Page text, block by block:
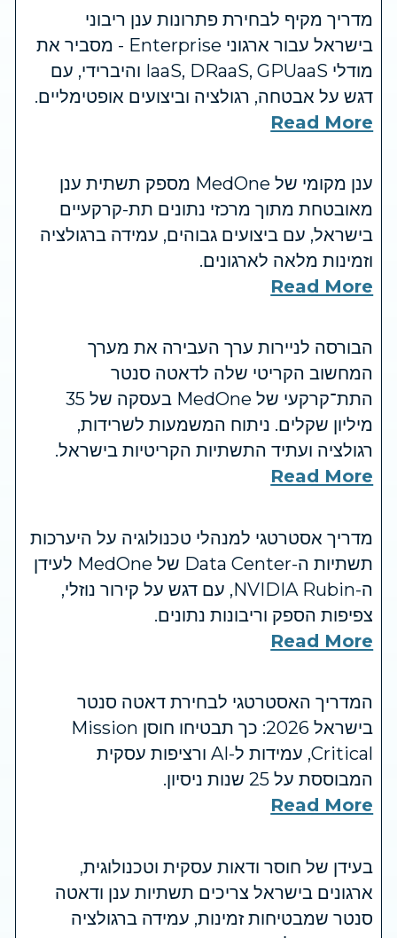
מדריך מקיף לבחירת פתרונות ענן ריבוני
בישראל עבור ארגוני Enterprise - מסביר את
מודלי IaaS, DRaaS, GPUaaS והיברידי, עם
דגש על אבטחה, רגולציה וביצועים אופטימליים.
Read More
ענן מקומי של MedOne מספק תשתית ענן
מאובטחת מתוך מרכזי נתונים תת-קרקעיים
בישראל, עם ביצועים גבוהים, עמידה ברגולציה
וזמינות מלאה לארגונים.
Read More
הבורסה לניירות ערך העבירה את מערך
המחשוב הקריטי שלה לדאטה סנטר
התת־קרקעי של MedOne בעסקה של 35
מיליון שקלים. ניתוח המשמעות לשרידות,
רגולציה ועתיד התשתיות הקריטיות בישראל.
Read More
מדריך אסטרטגי למנהלי טכנולוגיה על היערכות
תשתיות ה-Data Center של MedOne לעידן
ה-NVIDIA Rubin, עם דגש על קירור נוזלי,
צפיפות הספק וריבונות נתונים.
Read More
המדריך האסטרטגי לבחירת דאטה סנטר
בישראל 2026: כך תבטיחו חוסן Mission
Critical, עמידות ל-AI ורציפות עסקית
המבוססת על 25 שנות ניסיון.
Read More
בעידן של חוסר ודאות עסקית וטכנולוגית,
ארגונים בישראל צריכים תשתיות ענן ודאטה
סנטר שמבטיחות זמינות, עמידה ברגולציה